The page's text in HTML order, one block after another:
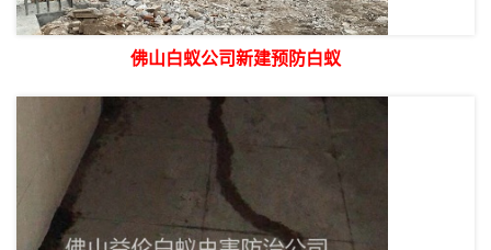
佛山白蚁公司新建预防白蚁